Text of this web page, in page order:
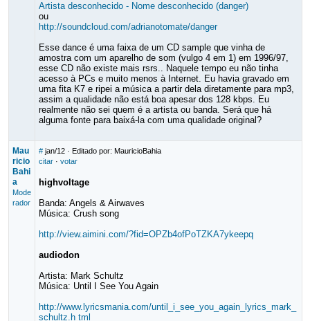
Artista desconhecido - Nome desconhecido (danger)
ou
http://soundcloud.com/adrianotomate/danger
Esse dance é uma faixa de um CD sample que vinha de
amostra com um aparelho de som (vulgo 4 em 1) em 1996/97,
esse CD não existe mais rsrs.. Naquele tempo eu não tinha
acesso à PCs e muito menos à Internet. Eu havia gravado em
uma fita K7 e ripei a música a partir dela diretamente para mp3,
assim a qualidade não está boa apesar dos 128 kbps. Eu
realmente não sei quem é a artista ou banda. Será que há
alguma fonte para baixá-la com uma qualidade original?
Mau
ricio
Bahi
a
Mode
rador
# jan/12· Editado por: MauricioBahia
citar· votar
highvoltage
Banda: Angels & Airwaves
Música: Crush song
http://view.aimini.com/?fid=OPZb4ofPoTZKA7ykeepq
audiodon
Artista: Mark Schultz
Música: Until I See You Again
http://www.lyricsmania.com/until_i_see_you_again_lyrics_mark_
schultz.h tml